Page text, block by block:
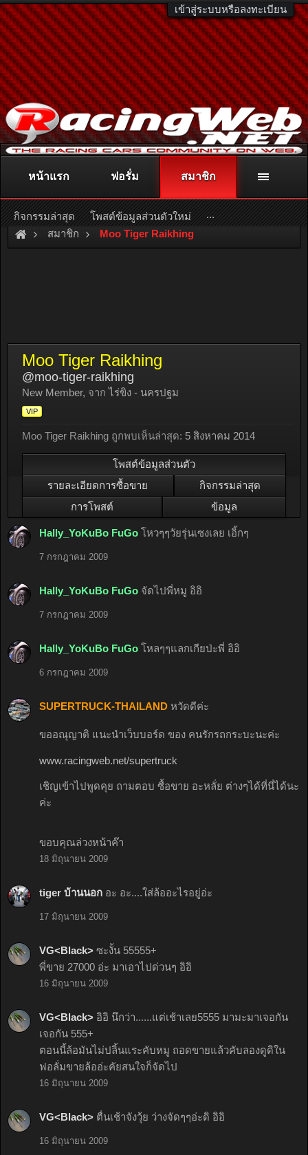
เข้าสู่ระบบหรือลงทะเบียน
ติดต่อลงโฆษณา racingweb@gmail.comหรือโทร. 081-811-1138
หรืออ่านรายละเอียดเพิ่มเติม คลิกที่นี่
สมาชิก Moo Tiger Raikhing
Moo Tiger Raikhing
@moo-tiger-raikhing
New Member, จาก ไร่ขิง - นครปฐม
VIP
Moo Tiger Raikhing ถูกพบเห็นล่าสุด: 5 สิงหาคม 2014
โพสต์ข้อมูลส่วนตัว
รายละเอียดการซื้อขาย
กิจกรรมล่าสุด
การโพสต์
ข้อมูล
Hally_YoKuBo FuGo โหวๆๆวัยรุ่นเซงเลย เอิ้กๆ
7 กรกฎาคม 2009
Hally_YoKuBo FuGo จัดไปพี่หมู อิอิ
7 กรกฎาคม 2009
Hally_YoKuBo FuGo โหลๆๆแลกเกียป่ะพี่ อิอิ
6 กรกฎาคม 2009
SUPERTRUCK-THAILAND หวัดดีค่ะ
ขออณุญาติ แนะนำเว็บบอร์ด ของ คนรักรถกระบะนะค่ะ
www.racingweb.net/supertruck
เชิญเข้าไปพูดคุย ถามตอบ ซื้อขาย อะหลั่ย ต่างๆได้ที่นี่ได้นะ
ค่ะ
ขอบคุณล่วงหน้าค๊า
18 มิถุนายน 2009
tiger บ้านนอก อะ อะ....ใส่ล้ออะไรอยู่อ่ะ
17 มิถุนายน 2009
VG<Black> ซะงั้น 55555+
พี่ขาย 27000 อ่ะ มาเอาไปด่วนๆ อิอิ
16 มิถุนายน 2009
VG<Black> อิอิ นึกว่า......แต่เช้าเลย5555 มามะมาเจอกัน
เจอกัน 555+
ตอนนี้ล้อมันไม่ปลิ้นแระคับหมู ถอดขายแล้วคับลองดูดิใน
ฟอลั่มขายล้ออ่ะคัยสนใจก็จัดไป
16 มิถุนายน 2009
VG<Black> ตื่นเช้าจังวุ้ย ว่างจัดๆๆอ่ะดิ อิอิ
16 มิถุนายน 2009
หน้าแรก ฟอรั่ม สมาชิก
กิจกรรมล่าสุด โพสต์ข้อมูลส่วนตัวใหม่ ...